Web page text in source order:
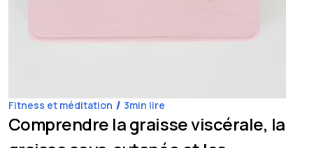
Fitness et méditation 3min lire
Comprendre la graisse viscérale, la